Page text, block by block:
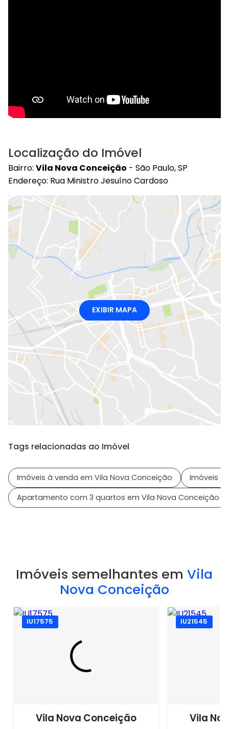
Localização do Imóvel
Bairro: Vila Nova Conceição - São Paulo, SP
Endereço: Rua Ministro Jesuíno Cardoso
EXIBIR MAPA
Tags relacionadas ao Imóvel
Imóveis à venda em Vila Nova Conceição
Imóveis
Apartamento com 3 quartos em Vila Nova Conceição
Imóveis semelhantes emVila
Nova Conceição
IU17575
Vila Nova Conceição
IU21545
Vila